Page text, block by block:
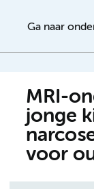
Ga naar
MRI-
jonge
voor